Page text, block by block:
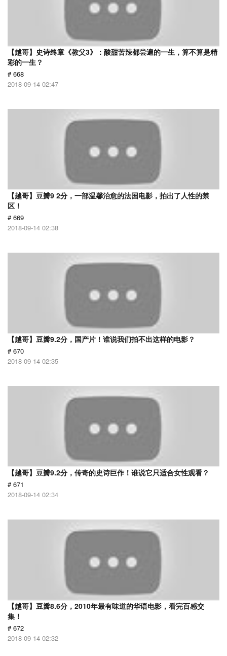
【越哥】史诗终章《教父3》：酸甜苦辣都尝遍的一生，算不算是精
彩的一生？
# 668
2018-09-14 02:47
【越哥】豆瓣9 2分，一部温馨治愈的法国电影，拍出了人性的禁
区！
# 669
2018-09-14 02:38
【越哥】豆瓣9.2分，国产片！谁说我们拍不出这样的电影？
# 670
2018-09-14 02:35
【越哥】豆瓣9.2分，传奇的史诗巨作！谁说它只适合女性观看？
# 671
2018-09-14 02:34
【越哥】豆瓣8.6分，2010年最有味道的华语电影，看完百感交
集！
# 672
2018-09-14 02:32